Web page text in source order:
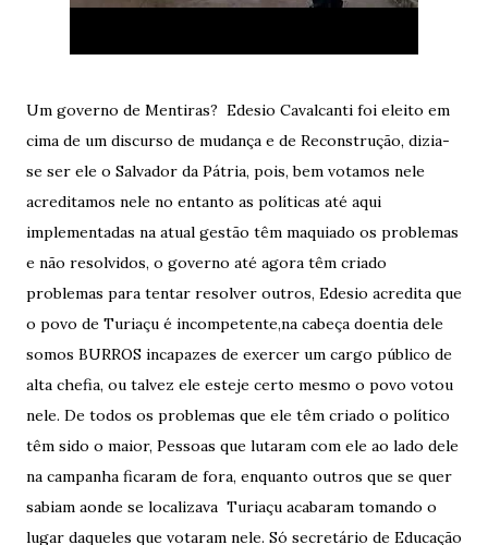
Um governo de Mentiras? Edesio Cavalcanti foi eleito em
cima de um discurso de mudança e de Reconstrução, dizia-
se ser ele o Salvador da Pátria, pois, bem votamos nele
acreditamos nele no entanto as políticas até aqui
implementadas na atual gestão têm maquiado os problemas
e não resolvidos, o governo até agora têm criado
problemas para tentar resolver outros, Edesio acredita que
o povo de Turiaçu é incompetente,na cabeça doentia dele
somos BURROS incapazes de exercer um cargo público de
alta chefia, ou talvez ele esteje certo mesmo o povo votou
nele. De todos os problemas que ele têm criado o político
têm sido o maior, Pessoas que lutaram com ele ao lado dele
na campanha ficaram de fora, enquanto outros que se quer
sabiam aonde se localizava Turiaçu acabaram tomando o
lugar daqueles que votaram nele. Só secretário de Educação